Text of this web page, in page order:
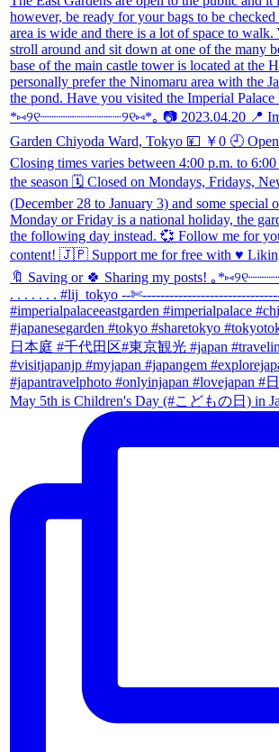
May 5th is Children's Day (#こどもの日) in Ja